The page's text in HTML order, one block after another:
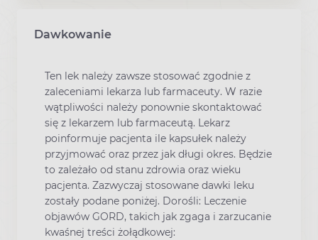
Dawkowanie
Ten lek należy zawsze stosować zgodnie z
zaleceniami lekarza lub farmaceuty. W razie
wątpliwości należy ponownie skontaktować
się z lekarzem lub farmaceutą. Lekarz
poinformuje pacjenta ile kapsułek należy
przyjmować oraz przez jak długi okres. Będzie
to zależało od stanu zdrowia oraz wieku
pacjenta. Zazwyczaj stosowane dawki leku
zostały podane poniżej. Dorośli: Leczenie
objawów GORD, takich jak zgaga i zarzucanie
kwaśnej treści żołądkowej: